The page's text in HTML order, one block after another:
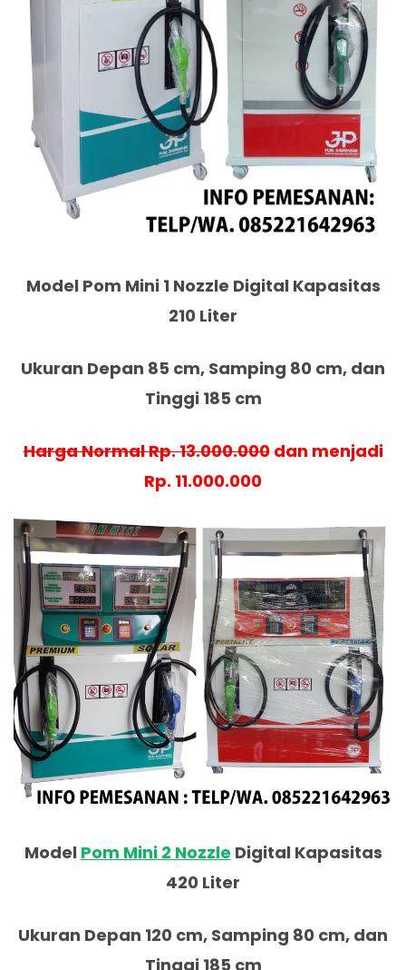
Model Pom Mini 1 Nozzle Digital Kapasitas
210 Liter
Ukuran Depan 85 cm, Samping 80 cm, dan
Tinggi 185 cm
Harga Normal Rp. 13.000.000dan menjadi
Rp. 11.000.000
Model Pom Mini 2 Nozzle Digital Kapasitas
420 Liter
Ukuran Depan 120 cm, Samping 80 cm, dan
Tinggi 185 cm